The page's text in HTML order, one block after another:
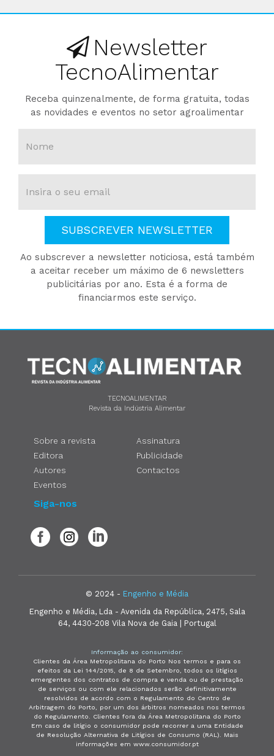
Newsletter
TecnoAlimentar
Receba quinzenalmente, de forma gratuita, todas
as novidades e eventos no setor agroalimentar
SUBSCREVER NEWSLETTER
Ao subscrever a newsletter noticiosa, está também
a aceitar receber um máximo de 6 newsletters
publicitárias por ano. Esta é a forma de
financiarmos este serviço.
TECNOALIMENTAR
Revista da Indústria Alimentar
Sobre a revista
Editora
Autores
Eventos
Assinatura
Publicidade
Contactos
Siga-nos
© 2024 - Engenho e Média
Engenho e Média, Lda - Avenida da República, 2475, Sala
64, 4430-208 Vila Nova de Gaia | Portugal
Informação ao consumidor:
Clientes da Área Metropolitana do Porto Nos termos e para os
efeitos da Lei 144/2015, de 8 de Setembro, todos os litígios
emergentes dos contratos de compra e venda ou de prestação
de serviços ou com ele relacionados serão definitivamente
resolvidos de acordo com o Regulamento do Centro de
Arbitragem do Porto, por um dos árbitros nomeados nos termos
do Regulamento. Clientes fora da Área Metropolitana do Porto
Em caso de litígio o consumidor pode recorrer a uma Entidade
de Resolução Alternativa de Litígios de Consumo (RAL). Mais
informações em www.consumidor.pt